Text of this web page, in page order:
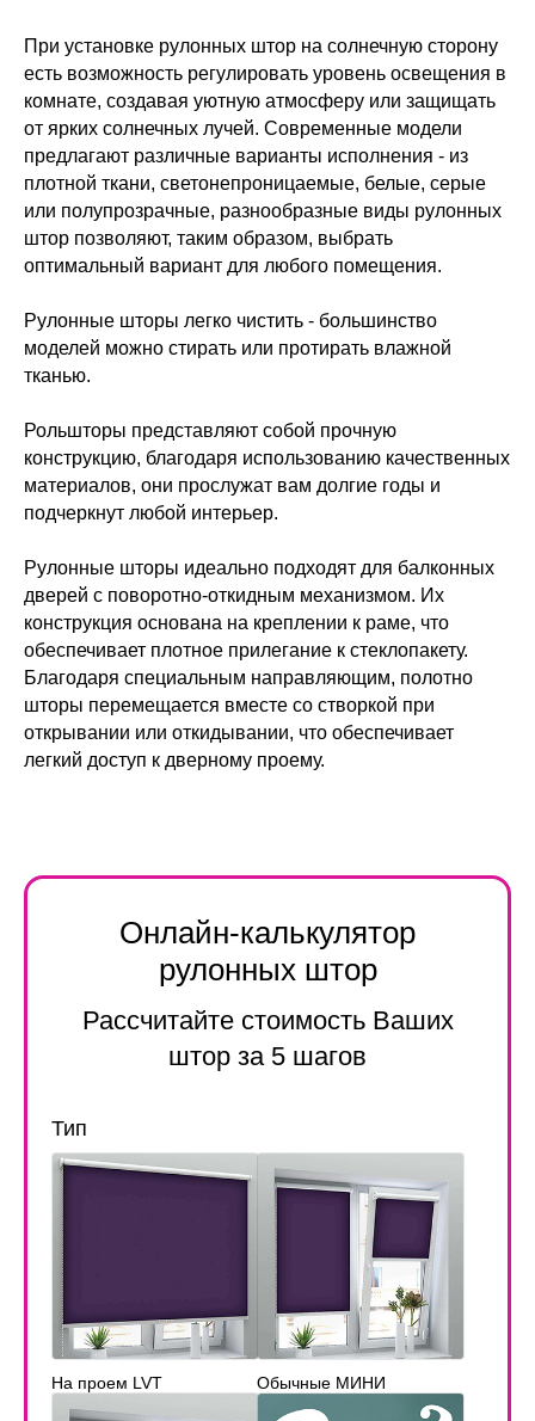
При установке рулонных штор на солнечную сторону
есть возможность регулировать уровень освещения в
комнате, создавая уютную атмосферу или защищать
от ярких солнечных лучей. Современные модели
предлагают различные варианты исполнения - из
плотной ткани, светонепроницаемые, белые, серые
или полупрозрачные, разнообразные виды рулонных
штор позволяют, таким образом, выбрать
оптимальный вариант для любого помещения.
Рулонные шторы легко чистить - большинство
моделей можно стирать или протирать влажной
тканью.
Рольшторы представляют собой прочную
конструкцию, благодаря использованию качественных
материалов, они прослужат вам долгие годы и
подчеркнут любой интерьер.
Рулонные шторы идеально подходят для балконных
дверей с поворотно-откидным механизмом. Их
конструкция основана на креплении к раме, что
обеспечивает плотное прилегание к стеклопакету.
Благодаря специальным направляющим, полотно
шторы перемещается вместе со створкой при
открывании или откидывании, что обеспечивает
легкий доступ к дверному проему.
Онлайн-калькулятор
рулонных штор
Рассчитайте стоимость Ваших
штор за 5 шагов
Тип
На проем LVT Обычные МИНИ